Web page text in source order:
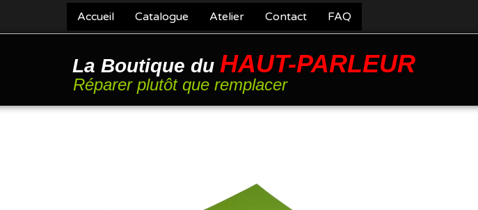
Accueil Catalogue Atelier Contact FAQ
La Boutique du HAUT-PARLEUR
Réparer plutôt que remplacer